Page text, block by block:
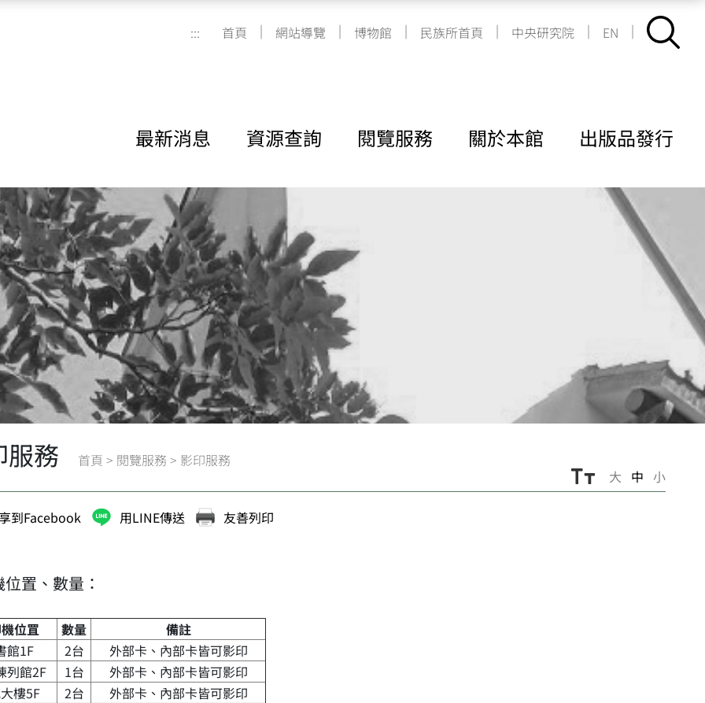
::: 首頁 | 網站導覽 | 博物館 | 民族所首頁 | 中央研究院 | EN |
最新消息 資源查詢 閱覽服務 關於本館 出版品發行
服務 首頁 > 閱覽服務 > 影印服務
大 中 小
到Facebook 用LINE傳送 友善列印
置、數量：
位罝 數量
備註
館1F
2台
外部卡、內部卡皆可影印
列館2F
1台
外部卡、內部卡皆可影印
樓5F
2台 外部卡、內部卡皆可影印